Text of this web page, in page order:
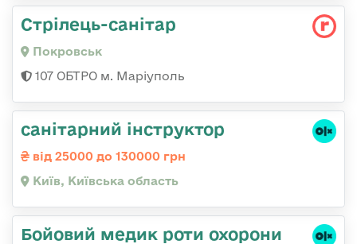
Стрілець-санітар
Покровськ
107 ОБТРО м. Маріуполь
санітарний інструктор
від 25000 до 130000 грн
Київ, Київська область
Бойовий медик роти охорони